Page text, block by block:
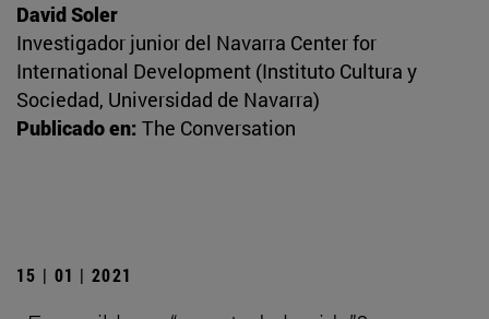
David Soler
Investigador junior del Navarra Center for
International Development (Instituto Cultura y
Sociedad, Universidad de Navarra)
Publicado en: The Conversation
15 | 01 | 2021